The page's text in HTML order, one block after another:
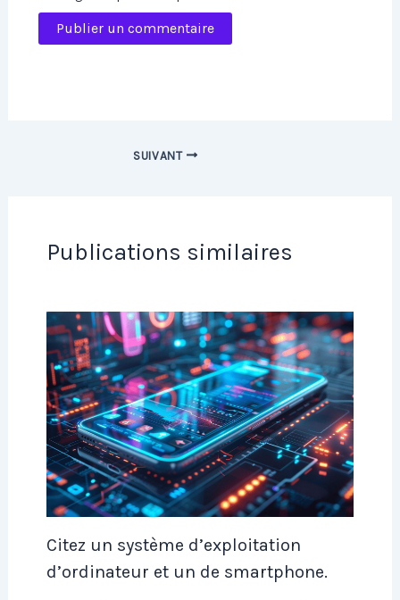
SUIVANT
Publications similaires
Citez un système d’exploitation
d’ordinateur et un de smartphone.